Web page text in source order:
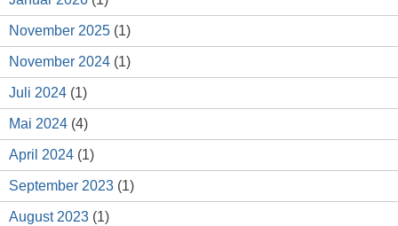
November 2025 (1)
November 2024 (1)
Juli 2024 (1)
Mai 2024 (4)
April 2024 (1)
September 2023 (1)
August 2023 (1)